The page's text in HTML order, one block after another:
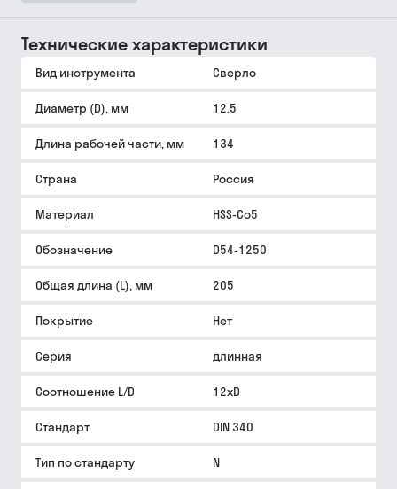
Технические характеристики
Вид инструмента Сверло
Диаметр (D), мм 12.5
Длина рабочей части, мм 134
Страна Россия
Материал HSS-Co5
Обозначение D54-1250
Общая длина (L), мм 205
Покрытие Нет
Серия длинная
Соотношение L/D 12xD
Стандарт DIN 340
Тип по стандарту N